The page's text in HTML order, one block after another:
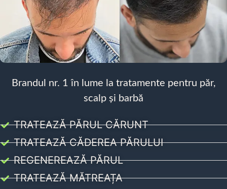
Brandul nr. 1 în lume la tratamente pentru păr,
scalp și barbă
TRATEAZĂ PĂRUL CĂRUNT
TRATEAZĂ CĂDEREA PĂRULUI
REGENEREAZĂ PĂRUL
TRATEAZĂ MĂTREAȚA